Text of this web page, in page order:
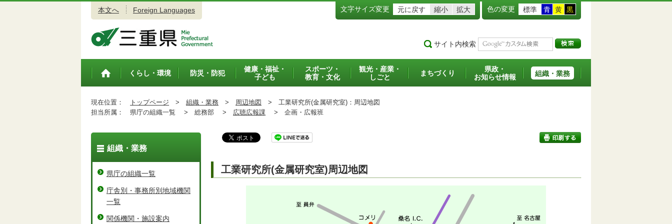
本文へ Foreign Languages 文字サイズ変更 元に戻す 縮小 拡大 色の変更 標準 青 黄 黒
サイト内検索
トップペ
くらし・環境 防災・防犯
健康・福祉・
子ども
スポーツ・
教育・文化
観光・産業・
しごと
まちづくり
県政・
お知らせ情報
組織・業務
現在位置： トップページ > 組織・業務 > 周辺地図 > 工業研究所(金属研究室)：周辺地図
担当所属：
県庁の組織一覧 > 総務部 > 広聴広報課 > 企画・広報班
印刷する
工業研究所(金属研究室)周辺地図
組織・業務
県庁の組織一覧
庁舎別・事務所別地域機関
一覧
関係機関・施設案内